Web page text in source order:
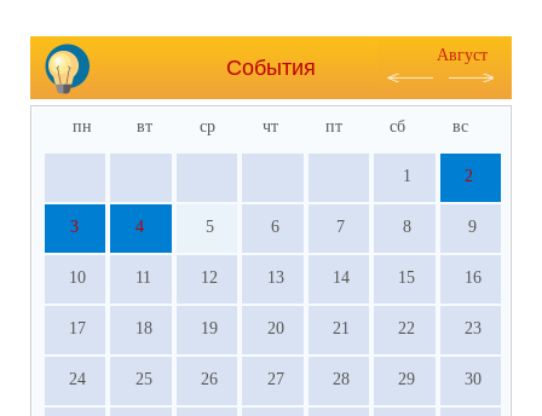
События
Август
пн вт ср чт пт сб вс
1 2
3 4 5 6 7 8 9
10 11 12 13 14 15 16
17 18 19 20 21 22 23
24 25 26 27 28 29 30